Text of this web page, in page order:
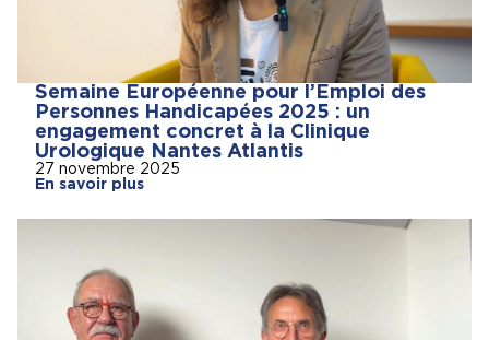
Semaine Européenne pour l’Emploi des
Personnes Handicapées 2025 : un
engagement concret à la Clinique
Urologique Nantes Atlantis
27 novembre 2025
En savoir plus